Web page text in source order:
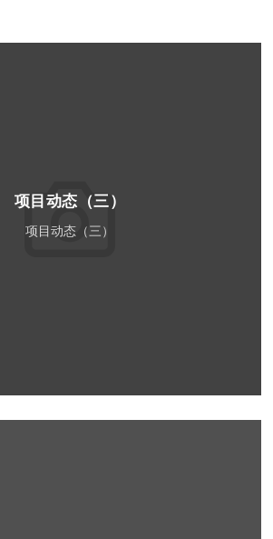
Read More
项目动态（三）
项目动态（三）